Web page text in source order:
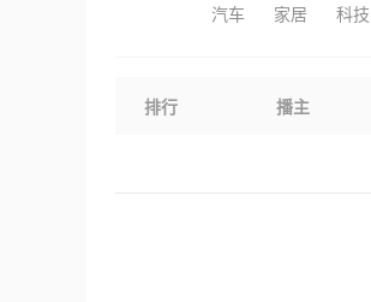
汽车
家居 科技
排行 播主